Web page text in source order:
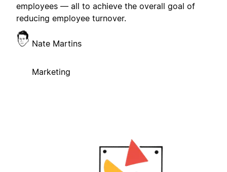
employees — all to achieve the overall goal of
reducing employee turnover.
Nate Martins
Marketing